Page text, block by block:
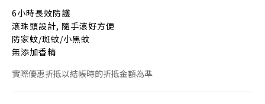
6小時長效防護
滾珠頭設計, 隨手滾好方便
防家蚊/斑蚊/小黑蚊
無添加香精
實際優惠折抵以結帳時的折抵金額為準